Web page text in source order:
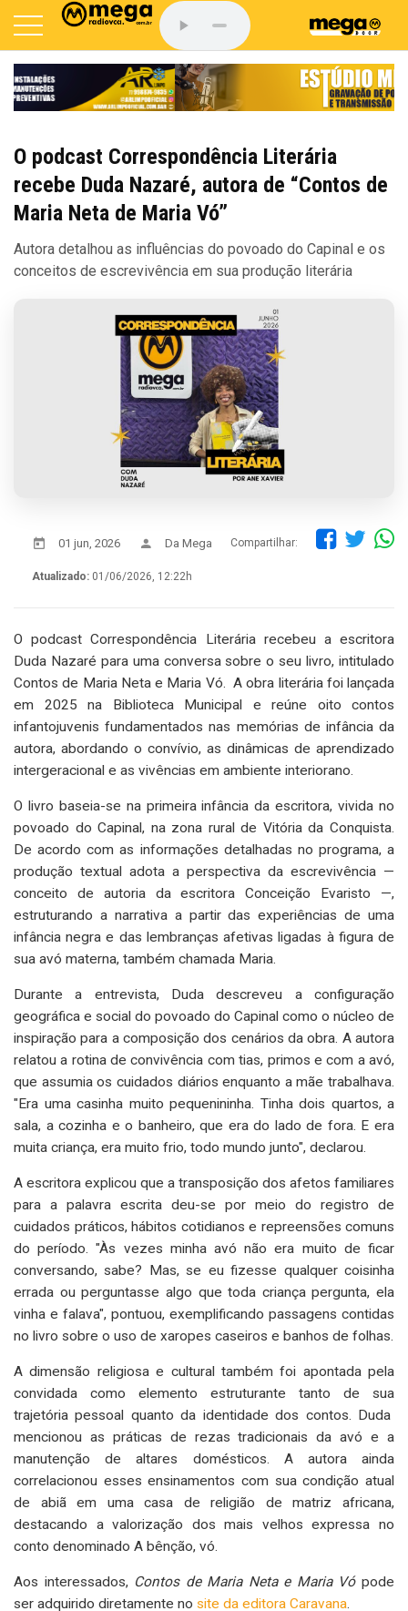
O podcast Correspondência Literária
recebe Duda Nazaré, autora de “Contos de
Maria Neta de Maria Vó”
Autora detalhou as influências do povoado do Capinal e os
conceitos de escrevivência em sua produção literária
01 jun, 2026 Da Mega Compartilhar:
Atualizado: 01/06/2026, 12:22h
O podcast Correspondência Literária recebeu a escritora
Duda Nazaré para uma conversa sobre o seu livro, intitulado
Contos de Maria Neta e Maria Vó. A obra literária foi lançada
em 2025 na Biblioteca Municipal e reúne oito contos
infantojuvenis fundamentados nas memórias de infância da
autora, abordando o convívio, as dinâmicas de aprendizado
intergeracional e as vivências em ambiente interiorano.
O livro baseia-se na primeira infância da escritora, vivida no
povoado do Capinal, na zona rural de Vitória da Conquista.
De acordo com as informações detalhadas no programa, a
produção textual adota a perspectiva da escrevivência —
conceito de autoria da escritora Conceição Evaristo —,
estruturando a narrativa a partir das experiências de uma
infância negra e das lembranças afetivas ligadas à figura de
sua avó materna, também chamada Maria.
Durante a entrevista, Duda descreveu a configuração
geográfica e social do povoado do Capinal como o núcleo de
inspiração para a composição dos cenários da obra. A autora
relatou a rotina de convivência com tias, primos e com a avó,
que assumia os cuidados diários enquanto a mãe trabalhava.
"Era uma casinha muito pequenininha. Tinha dois quartos, a
sala, a cozinha e o banheiro, que era do lado de fora. E era
muita criança, era muito frio, todo mundo junto", declarou.
A escritora explicou que a transposição dos afetos familiares
para a palavra escrita deu-se por meio do registro de
cuidados práticos, hábitos cotidianos e repreensões comuns
do período. "Às vezes minha avó não era muito de ficar
conversando, sabe? Mas, se eu fizesse qualquer coisinha
errada ou perguntasse algo que toda criança pergunta, ela
vinha e falava", pontuou, exemplificando passagens contidas
no livro sobre o uso de xaropes caseiros e banhos de folhas.
A dimensão religiosa e cultural também foi apontada pela
convidada como elemento estruturante tanto de sua
trajetória pessoal quanto da identidade dos contos. Duda
mencionou as práticas de rezas tradicionais da avó e a
manutenção de altares domésticos. A autora ainda
correlacionou esses ensinamentos com sua condição atual
de abiã em uma casa de religião de matriz africana,
destacando a valorização dos mais velhos expressa no
conto denominado A bênção, vó.
Aos interessados, Contos de Maria Neta e Maria Vópode
ser adquirido diretamente no site da editora Caravana.